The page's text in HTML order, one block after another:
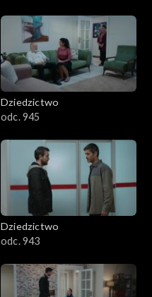
Dziedzictwo
odc. 945
Dziedzictwo
odc. 943